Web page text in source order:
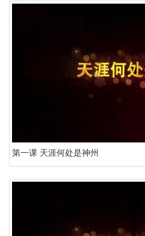
第一课 天涯何处是神州